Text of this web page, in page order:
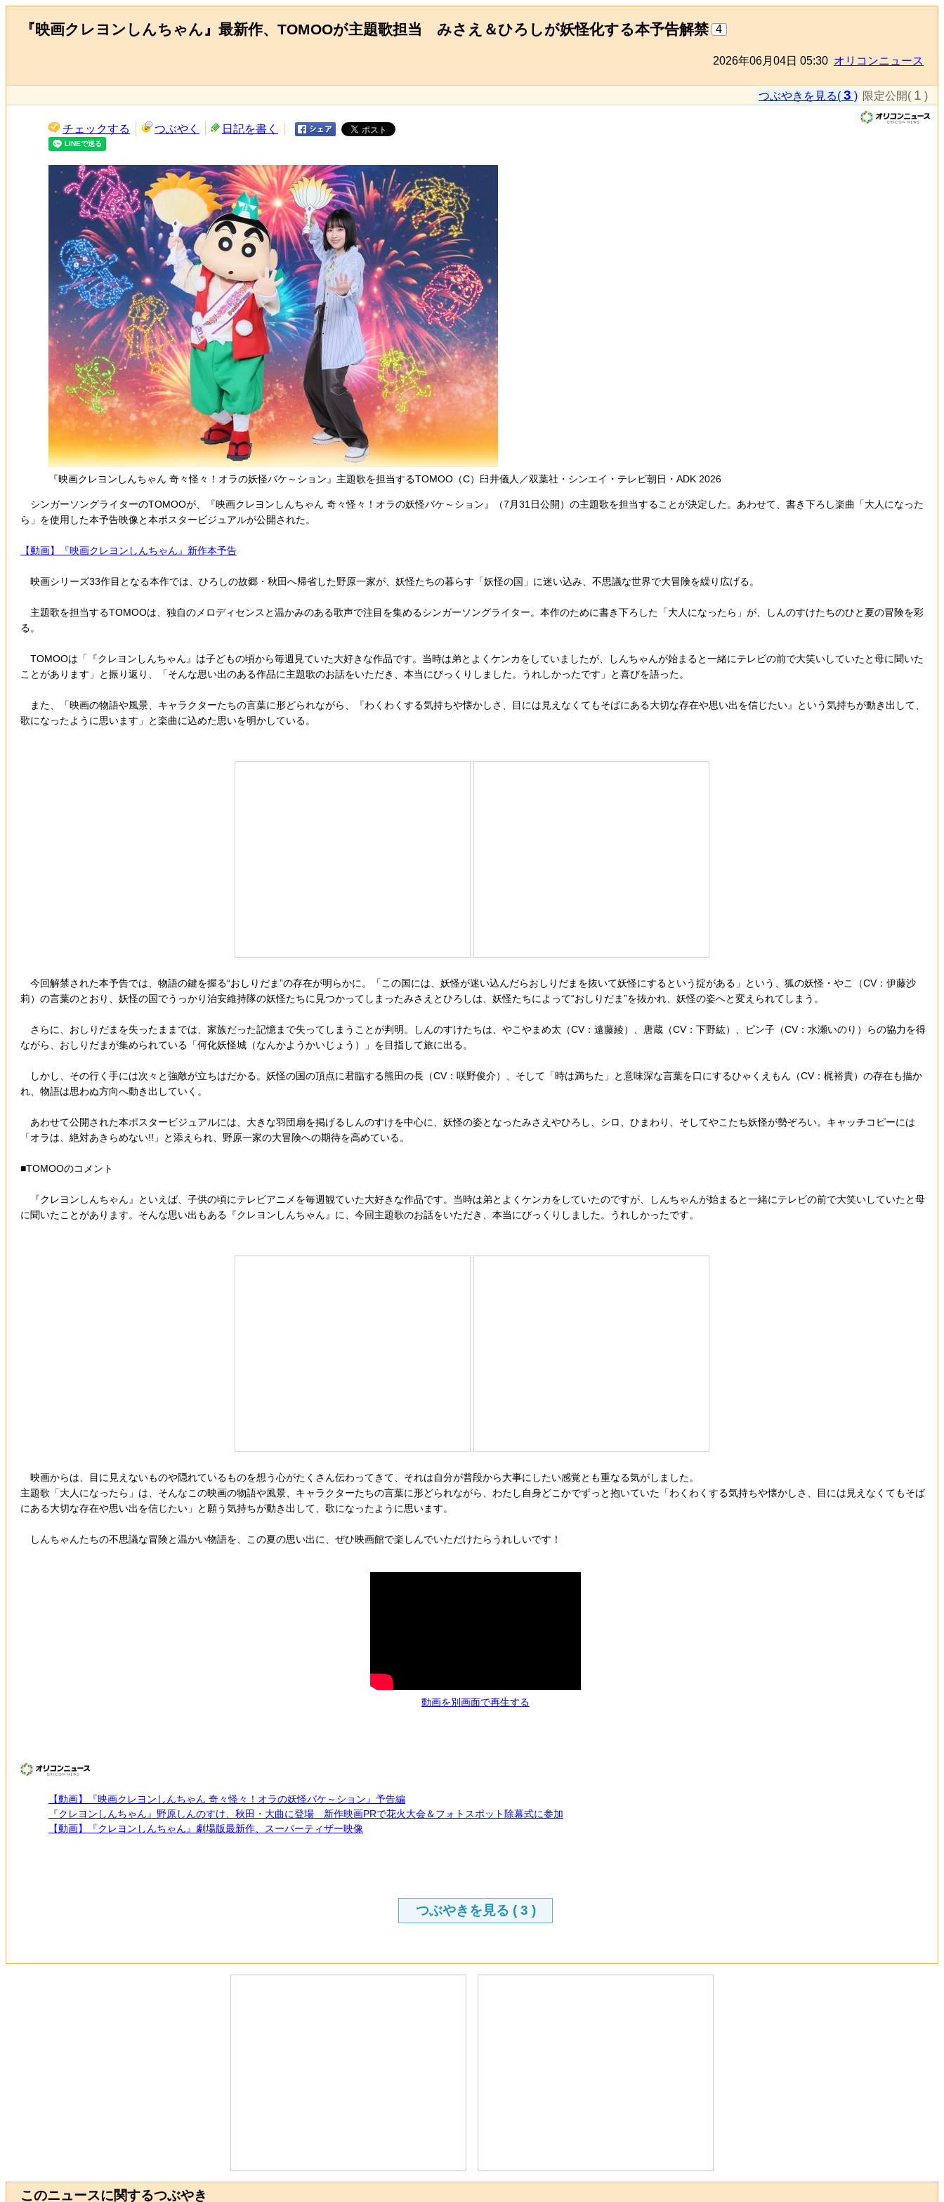
『映画クレヨンしんちゃん』最新作、TOMOOが主題歌担当 みさえ＆ひろしが妖怪化する本予告解禁 4
2026年06月04日 05:30 オリコンニュース
つぶやきを見る( 3 ) 限定公開( 1 )
チェックする つぶやく 日記を書く
『映画クレヨンしんちゃん 奇々怪々！オラの妖怪バケ～ション』主題歌を担当するTOMOO（C）臼井儀人／双葉社・シンエイ・テレビ朝日・ADK 2026
シンガーソングライターのTOMOOが、『映画クレヨンしんちゃん 奇々怪々！オラの妖怪バケ～ション』（7月31日公開）の主題歌を担当することが決定した。あわせて、書き下ろし楽曲「大人になった
ら」を使用した本予告映像と本ポスタービジュアルが公開された。
【動画】『映画クレヨンしんちゃん』新作本予告
映画シリーズ33作目となる本作では、ひろしの故郷・秋田へ帰省した野原一家が、妖怪たちの暮らす「妖怪の国」に迷い込み、不思議な世界で大冒険を繰り広げる。
主題歌を担当するTOMOOは、独自のメロディセンスと温かみのある歌声で注目を集めるシンガーソングライター。本作のために書き下ろした「大人になったら」が、しんのすけたちのひと夏の冒険を彩
る。
TOMOOは「『クレヨンしんちゃん』は子どもの頃から毎週見ていた大好きな作品です。当時は弟とよくケンカをしていましたが、しんちゃんが始まると一緒にテレビの前で大笑いしていたと母に聞いた
ことがあります」と振り返り、「そんな思い出のある作品に主題歌のお話をいただき、本当にびっくりしました。うれしかったです」と喜びを語った。
また、「映画の物語や風景、キャラクターたちの言葉に形どられながら、『わくわくする気持ちや懐かしさ、目には見えなくてもそばにある大切な存在や思い出を信じたい』という気持ちが動き出して、
歌になったように思います」と楽曲に込めた思いを明かしている。
今回解禁された本予告では、物語の鍵を握る“おしりだま”の存在が明らかに。「この国には、妖怪が迷い込んだらおしりだまを抜いて妖怪にするという掟がある」という、狐の妖怪・やこ（CV：伊藤沙
莉）の言葉のとおり、妖怪の国でうっかり治安維持隊の妖怪たちに見つかってしまったみさえとひろしは、妖怪たちによって“おしりだま”を抜かれ、妖怪の姿へと変えられてしまう。
さらに、おしりだまを失ったままでは、家族だった記憶まで失ってしまうことが判明。しんのすけたちは、やこやまめ太（CV：遠藤綾）、唐蔵（CV：下野紘）、ピン子（CV：水瀬いのり）らの協力を得
ながら、おしりだまが集められている「何化妖怪城（なんかようかいじょう）」を目指して旅に出る。
しかし、その行く手には次々と強敵が立ちはだかる。妖怪の国の頂点に君臨する熊田の長（CV：咲野俊介）、そして「時は満ちた」と意味深な言葉を口にするひゃくえもん（CV：梶裕貴）の存在も描か
れ、物語は思わぬ方向へ動き出していく。
あわせて公開された本ポスタービジュアルには、大きな羽団扇を掲げるしんのすけを中心に、妖怪の姿となったみさえやひろし、シロ、ひまわり、そしてやこたち妖怪が勢ぞろい。キャッチコピーには
「オラは、絶対あきらめない!!」と添えられ、野原一家の大冒険への期待を高めている。
■TOMOOのコメント
『クレヨンしんちゃん』といえば、子供の頃にテレビアニメを毎週観ていた大好きな作品です。当時は弟とよくケンカをしていたのですが、しんちゃんが始まると一緒にテレビの前で大笑いしていたと母
に聞いたことがあります。そんな思い出もある『クレヨンしんちゃん』に、今回主題歌のお話をいただき、本当にびっくりしました。うれしかったです。
映画からは、目に見えないものや隠れているものを想う心がたくさん伝わってきて、それは自分が普段から大事にしたい感覚とも重なる気がしました。
主題歌「大人になったら」は、そんなこの映画の物語や風景、キャラクターたちの言葉に形どられながら、わたし自身どこかでずっと抱いていた「わくわくする気持ちや懐かしさ、目には見えなくてもそば
にある大切な存在や思い出を信じたい」と願う気持ちが動き出して、歌になったように思います。
しんちゃんたちの不思議な冒険と温かい物語を、この夏の思い出に、ぜひ映画館で楽しんでいただけたらうれしいです！
動画を別画面で再生する
【動画】『映画クレヨンしんちゃん 奇々怪々！オラの妖怪バケ～ション』予告編
『クレヨンしんちゃん』野原しんのすけ、秋田・大曲に登場 新作映画PRで花火大会＆フォトスポット除幕式に参加
【動画】『クレヨンしんちゃん』劇場版最新作、スーパーティザー映像
つぶやきを見る ( 3 )
このニュースに関するつぶやき